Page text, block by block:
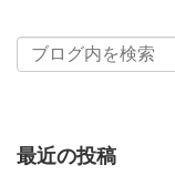
最近の投稿